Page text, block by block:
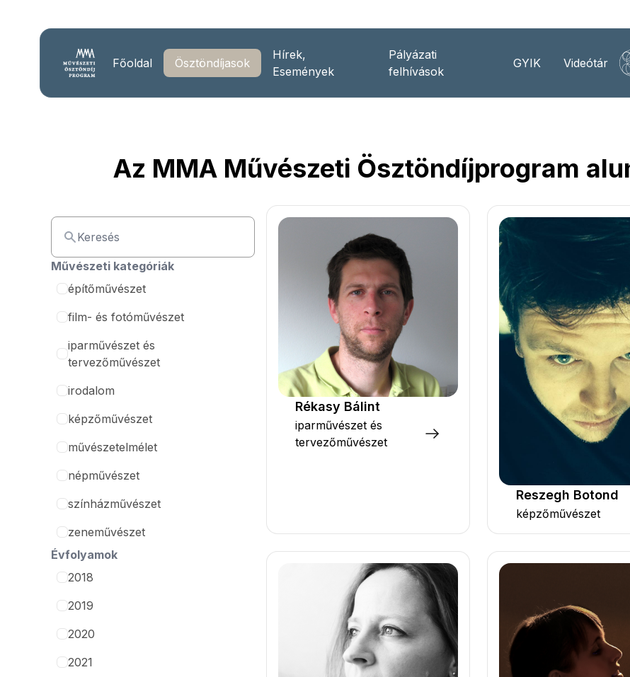
Főoldal Ösztöndíjasok
Hírek,
Események
Pályázati
felhívások
GYIK Videótár
Az MMA Művészeti Ösztöndíjprogram
Művészeti kategóriák
építőművészet
film- és fotóművészet
iparművészet és
tervezőművészet
irodalom
képzőművészet
művészetelmélet
népművészet
színházművészet
zeneművészet
Évfolyamok
2018
2019
2020
2021
Rékasy Bálint
iparművészet és
tervezőművészet
Reszegh Botond
képzőművészet